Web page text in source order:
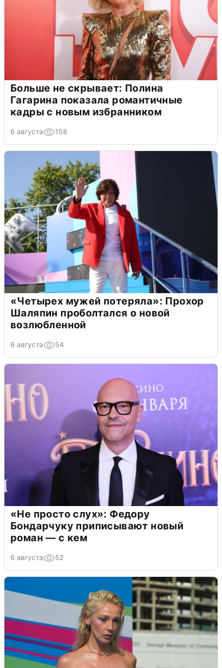
Больше не скрывает: Полина
Гагарина показала романтичные
кадры с новым избранником
6 августа 158
«Четырех мужей потеряла»: Прохор
Шаляпин проболтался о новой
возлюбленной
6 августа 54
«Не просто слух»: Федору
Бондарчуку приписывают новый
роман — с кем
6 августа 52